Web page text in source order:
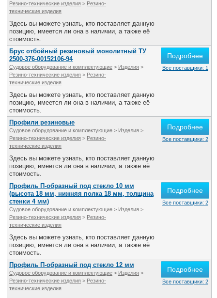
Резино-технические изделия > Резино-
технические изделия
Здесь вы можете узнать, кто поставляет данную
позицию, имеется ли она в наличии, а также её
стоимость.
Брус отбойный резиновый монолитный ТУ
2500-376-00152106-94
Судовое оборудование и комплектующие > Изделия >
Резино-технические изделия > Резино-
технические изделия
Здесь вы можете узнать, кто поставляет данную
позицию, имеется ли она в наличии, а также её
стоимость.
Подробнее
Все поставщики: 1
Профили резиновые
Судовое оборудование и комплектующие > Изделия >
Резино-технические изделия > Резино-
технические изделия
Здесь вы можете узнать, кто поставляет данную
позицию, имеется ли она в наличии, а также её
стоимость.
Подробнее
Все поставщики: 2
Профиль П-образный под стекло 10 мм
(высота 18 мм, нижняя полка 18 мм, толщина
стенки 4 мм)
Судовое оборудование и комплектующие > Изделия >
Резино-технические изделия > Резино-
технические изделия
Здесь вы можете узнать, кто поставляет данную
позицию, имеется ли она в наличии, а также её
стоимость.
Подробнее
Все поставщики: 2
Профиль П-образный под стекло 12 мм
Судовое оборудование и комплектующие > Изделия >
Резино-технические изделия > Резино-
технические изделия
Подробнее
Все поставщики: 2